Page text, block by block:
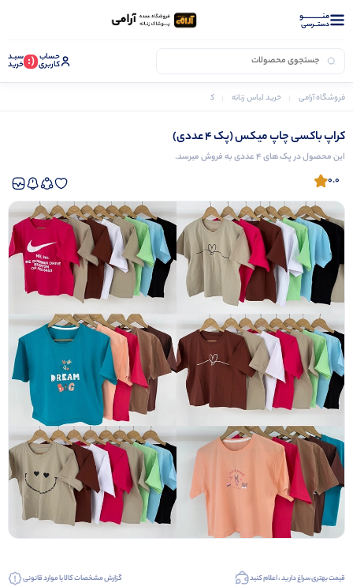
منــــــــــــو
دستــرسی
حساب
کاربری (: سبـد
خرید
فروشگاه آرامی خرید لباس زنانه کراپ زنانه
کراپ باکسی چاپ میکس (پک 4 عددی)
این محصول در پک های 4 عددی به فروش میرسد.
0.0
قیمت بهتری سراغ دارید ، اعلام کنید گزارش مشخصات کالا یا موارد قانونی